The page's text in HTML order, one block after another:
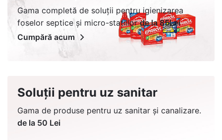
Gama completă de soluții pentru igienizarea
foselor septice și micro-stațiilorde la 85Lei
Cumpără acum
Soluții pentru uz sanitar
Gama de produse pentru uz sanitar și canalizare.
de la 50 Lei